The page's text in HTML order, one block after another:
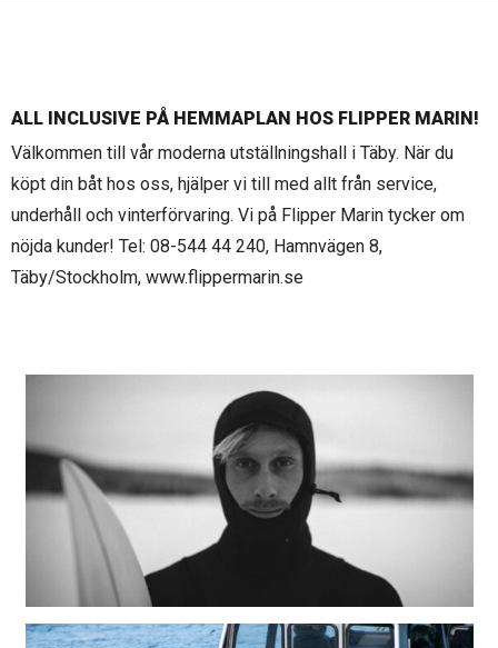
ALL INCLUSIVE PÅ HEMMAPLAN HOS FLIPPER MARIN!
Välkommen till vår moderna utställningshall i Täby. När du
köpt din båt hos oss, hjälper vi till med allt från service,
underhåll och vinterförvaring. Vi på Flipper Marin tycker om
nöjda kunder! Tel: 08-544 44 240, Hamnvägen 8,
Täby/Stockholm, www.flippermarin.se